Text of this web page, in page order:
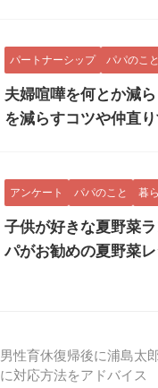
パートナーシップ パパのこと
夫婦喧嘩を何とか減
を減らすコツや仲直
アンケート パパのこと 暮
子供が好きな夏野菜
パがお勧めの夏野菜
男性育休復帰後に浦島太
に対応方法をアドバイス